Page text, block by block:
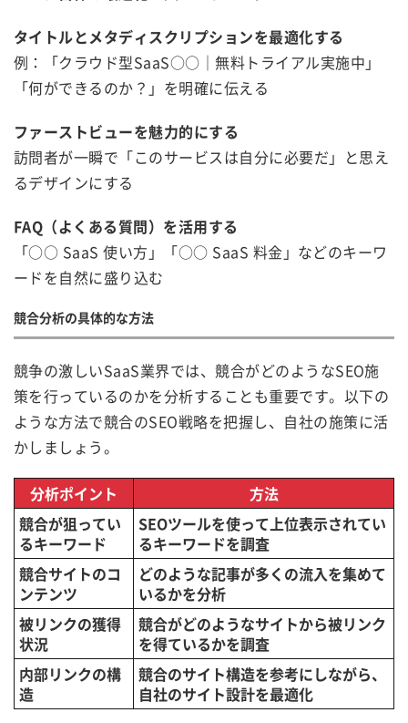
タイトルとメタディスクリプションを最適化する
例：「クラウド型SaaS○○｜無料トライアル実施中」
「何ができるのか？」を明確に伝える
ファーストビューを魅力的にする
訪問者が一瞬で「このサービスは自分に必要だ」と思え
るデザインにする
FAQ（よくある質問）を活用する
「○○ SaaS 使い方」「○○ SaaS 料金」などのキーワ
ードを自然に盛り込む
競合分析の具体的な方法
競争の激しいSaaS業界では、競合がどのようなSEO施
策を行っているのかを分析することも重要です。以下の
ような方法で競合のSEO戦略を把握し、自社の施策に活
かしましょう。
分析ポイント
方法
競合が狙ってい
るキーワード
SEOツールを使って上位表示されてい
るキーワードを調査
競合サイトのコ
ンテンツ
どのような記事が多くの流入を集めて
いるかを分析
被リンクの獲得
状況
競合がどのようなサイトから被リンク
を得ているかを調査
内部リンクの構
造
競合のサイト構造を参考にしながら、
自社のサイト設計を最適化